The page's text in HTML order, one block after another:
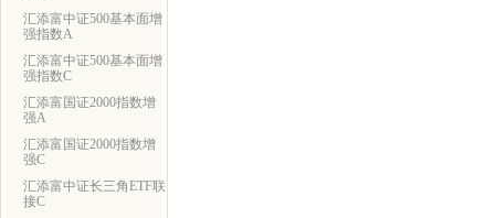
汇添富中证500基本面增
强指数A
汇添富中证500基本面增
强指数C
汇添富国证2000指数增
强A
汇添富国证2000指数增
强C
汇添富中证长三角ETF联
接C